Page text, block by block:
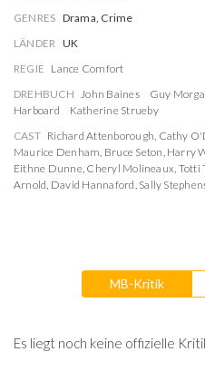
GENRES Drama, Crime
LÄNDER UK
REGIE Lance Comfort
DREHBUCH John Baines Guy
Harboard
Katherine Strueby
CAST Richard Attenborough, Cathy
Maurice Denham, Bruce Seton, Harry
Eithne Dunne, Cheryl Molineaux, Totti
Arnold, David Hannaford, Sally
MB-Kritik
Es liegt noch keine offizielle